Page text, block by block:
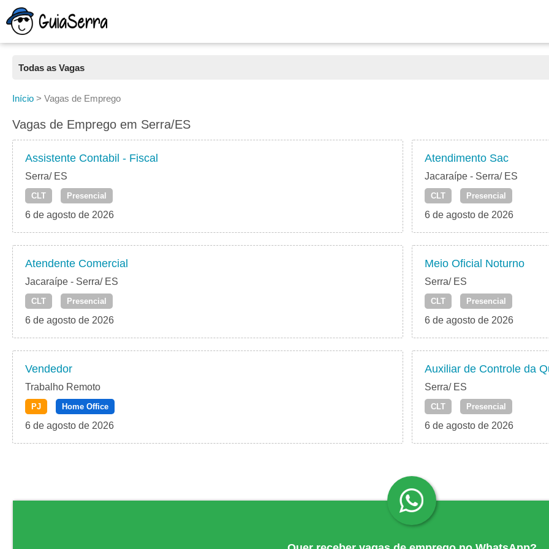
Todas as Vagas
Todas as Vagas
CLT
Freelancer
PJ
Início > Vagas de Emprego
Vagas de Emprego em Serra/ES
Assistente Contabil - Fiscal
Serra/ ES
CLT Presencial
6 de agosto de 2026
Atendimento Sac
Jacaraípe - Serra/ ES
CLT Presencial
6 de agosto de 2026
Atendente Comercial
Jacaraípe - Serra/ ES
CLT Presencial
6 de agosto de 2026
Meio Oficial Noturno
Serra/ ES
CLT Presencial
6 de agosto de 2026
Vendedor
Trabalho Remoto
PJ Home Office
6 de agosto de 2026
Auxiliar de Controle da
Serra/ ES
CLT Presencial
6 de agosto de 2026